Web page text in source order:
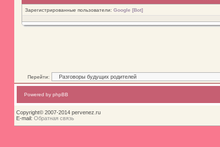
Зарегистрированные пользователи: Google [Bot]
Перейти:
Powered by phpBB
Copyright© 2007-2014 pervenez.ru
E-mail: Обратная связь